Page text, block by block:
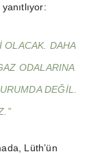
OLACAK. DAHA
ODALARINA
DEĞIL.
Lüth’ün